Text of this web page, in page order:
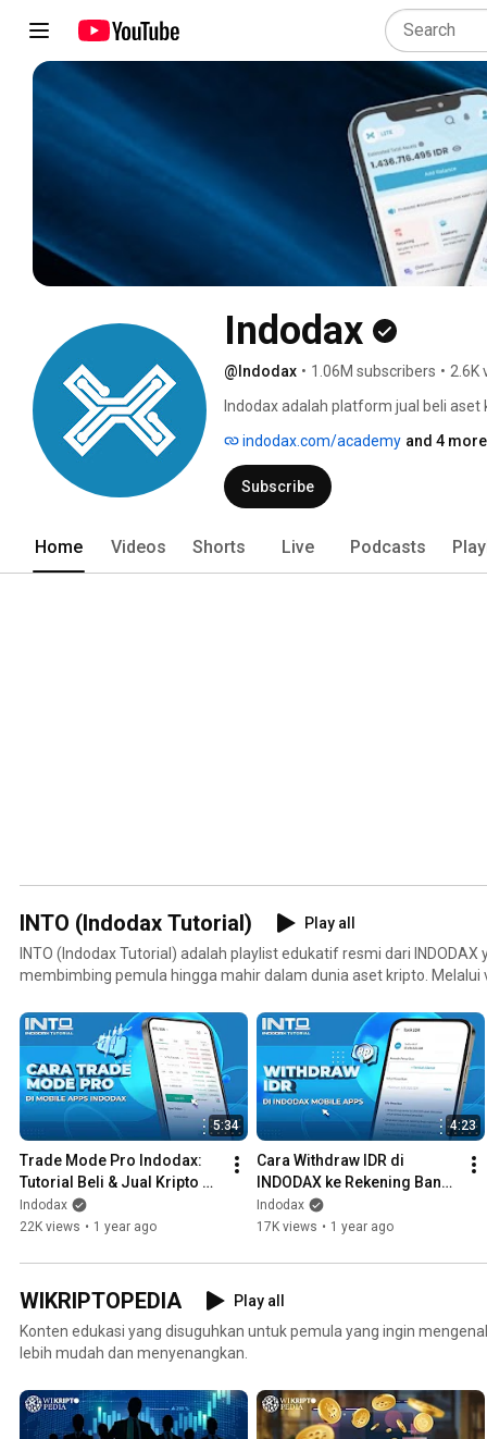
Indodax
@Indodax • 1.06M subscribers • 2.6K
Indodax adalah platform jual beli
indodax.com/academy and 4
Subscribe
Home Videos Shorts Live Podcasts
INTO (Indodax Tutorial)
Play all
INTO (Indodax Tutorial) adalah playlist edukatif resmi dari
membimbing pemula hingga mahir dalam dunia aset kripto. Melalui
verifikasi KYC, melakukan deposit dan penarikan, hingga strategi
📌 Cocok untuk kamu yang: - Baru mengenal dunia kripto - Ingin
INDODAX - Mencari panduan praktis dan jelas - Butuh bantuan
5:34
Trade Mode Pro Indodax:
Tutorial Beli & Jual Kripto
untuk Pemula
Indodax
22K views • 1 year ago
4:23
Cara Withdraw IDR di
INDODAX ke Rekening Bank
(Terbaru 2025)
Indodax
17K views • 1 year ago
WIKRIPTOPEDIA
Play all
Konten edukasi yang disuguhkan untuk pemula yang ingin
lebih mudah dan menyenangkan.